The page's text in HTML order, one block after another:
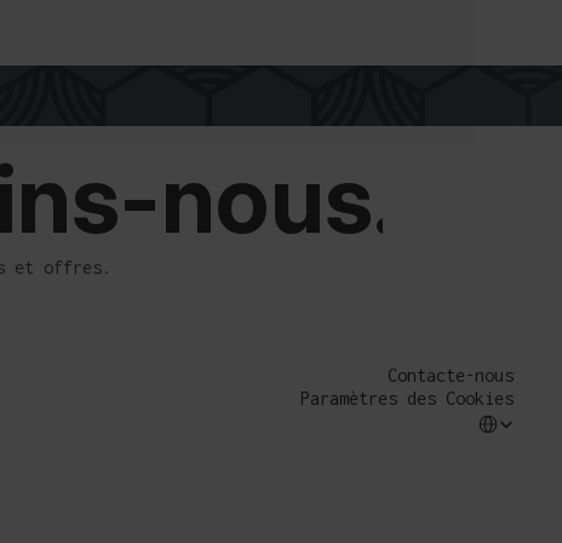
nous.
et offres.
Contacte-nous
Paramètres des Cookies
Select